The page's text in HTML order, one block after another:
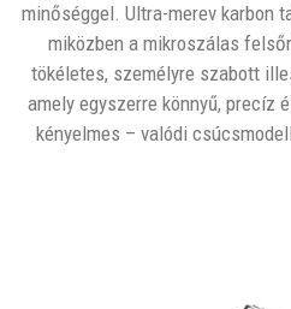
minőséggel. Ultra-merev karbon
miközben a mikroszálas
tökéletes, személyre szabott
amely egyszerre könnyű, precíz
kényelmes – valódi